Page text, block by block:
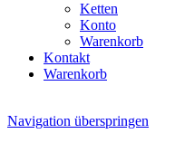
Ketten
Konto
Warenkorb
Kontakt
Warenkorb
Navigation überspringen